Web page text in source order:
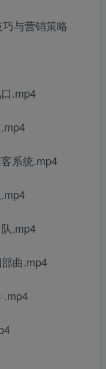
与营销策略
.mp4
系统.mp4
.mp4
曲.mp4
.mp4